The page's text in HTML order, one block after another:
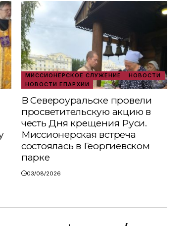
МИССИОНЕРСКОЕ СЛУЖЕНИЕ
НОВОСТИ
НОВОСТИ ЕПАРХИИ
В Североуральске провели
просветительскую акцию в
честь Дня крещения Руси.
Миссионерская встреча
состоялась в Георгиевском
парке
03/08/2026